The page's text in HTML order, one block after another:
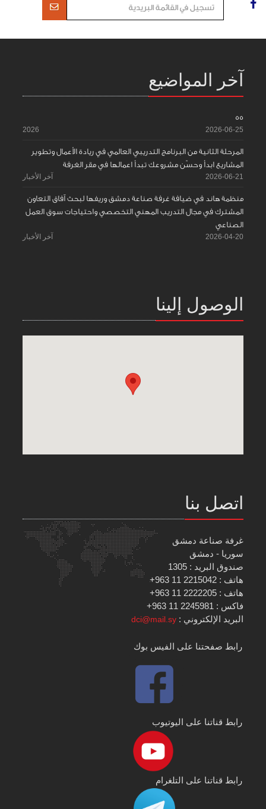
آخر المواضيع
55
2026-06-25
2026
المرحلة الثانية من البرنامج التدريبي العالمي في ريادة الأعمال وتطوير
المشاريع ابدأ وحسّن مشروعك تبدأ اعمالها في مقر الغرفة
2026-06-21 آخر الأخبار
منظمة هاند في ضيافة غرفة صناعة دمشق وريفها لبحث آفاق التعاون
المشترك في مجال التدريب المهني التخصصي واحتياجات سوق العمل
الصناعي
2026-04-20 آخر الأخبار
الوصول إلينا
اتصل بنا
غرفة صناعة دمشق
سوريا - دمشق
صندوق البريد : 1305
هاتف : 2215042 11 963+
هاتف : 2222205 11 963+
فاكس : 2245981 11 963+
البريد الإلكتروني :dci@mail.sy
رابط صفحتنا على الفيس بوك
رابط قناتنا على اليوتيوب
رابط قناتنا على التلغرام